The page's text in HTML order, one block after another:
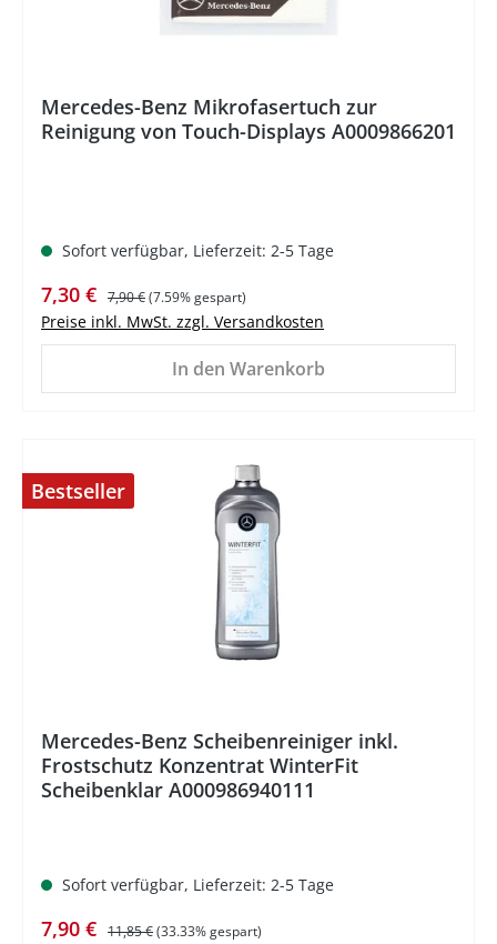
Mercedes-Benz Mikrofasertuch zur
Reinigung von Touch-Displays A0009866201
Sofort verfügbar, Lieferzeit: 2-5 Tage
Verkaufspreis:
7,30 € Regulärer Preis:
7,90 €(7.59% gespart)
Preise inkl. MwSt. zzgl. Versandkosten
In den Warenkorb
Bestseller
Mercedes-Benz Scheibenreiniger inkl.
Frostschutz Konzentrat WinterFit
Scheibenklar A000986940111
Sofort verfügbar, Lieferzeit: 2-5 Tage
Verkaufspreis:
7,90 € Regulärer Preis:
11,85 €(33.33% gespart)